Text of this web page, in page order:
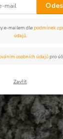
e-mailem dle podmínek
údajů.
osobních údajů pro
Zavřít